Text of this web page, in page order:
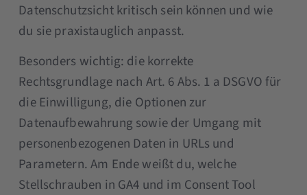
Datenschutzsicht kritisch sein können und wie
du sie praxistauglich anpasst.
Besonders wichtig: die korrekte
Rechtsgrundlage nach Art. 6 Abs. 1 a DSGVO für
die Einwilligung, die Optionen zur
Datenaufbewahrung sowie der Umgang mit
personenbezogenen Daten in URLs und
Parametern. Am Ende weißt du, welche
Stellschrauben in GA4 und im Consent Tool